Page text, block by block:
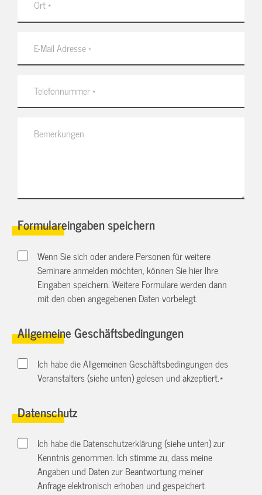
Formulareingaben speichern
Wenn Sie sich oder andere Personen für weitere
Seminare anmelden möchten, können Sie hier Ihre
Eingaben speichern. Weitere Formulare werden dann
mit den oben angegebenen Daten vorbelegt.
Allgemeine Geschäftsbedingungen
Ich habe die Allgemeinen Geschäftsbedingungen des
Veranstalters (siehe unten) gelesen und akzeptiert.*
Datenschutz
Ich habe die Datenschutzerklärung (siehe unten) zur
Kenntnis genommen. Ich stimme zu, dass meine
Angaben und Daten zur Beantwortung meiner
Anfrage elektronisch erhoben und gespeichert